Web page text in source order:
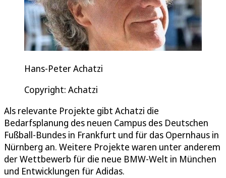
Hans-Peter Achatzi
Copyright: Achatzi
Als relevante Projekte gibt Achatzi die
Bedarfsplanung des neuen Campus des Deutschen
Fußball-Bundes in Frankfurt und für das Opernhaus in
Nürnberg an. Weitere Projekte waren unter anderem
der Wettbewerb für die neue BMW-Welt in München
und Entwicklungen für Adidas.